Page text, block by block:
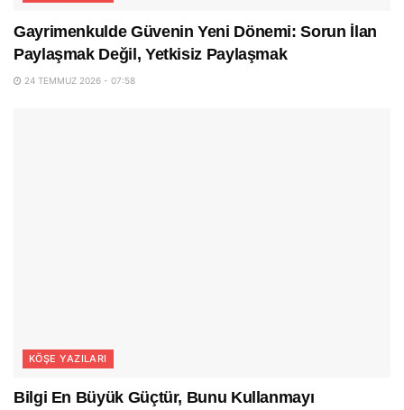
Gayrimenkulde Güvenin Yeni Dönemi: Sorun İlan
Paylaşmak Değil, Yetkisiz Paylaşmak
24 TEMMUZ 2026 - 07:58
KÖŞE YAZILARI
Bilgi En Büyük Güçtür, Bunu Kullanmayı